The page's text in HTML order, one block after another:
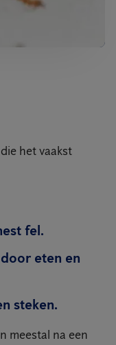
het vaakst
fel.
eten en
steken.
meestal na een